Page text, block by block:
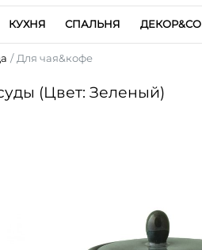
КУХНЯ СПАЛЬНЯ ДЕКОР&CO
Для чая&кофе
(Цвет: Зеленый)